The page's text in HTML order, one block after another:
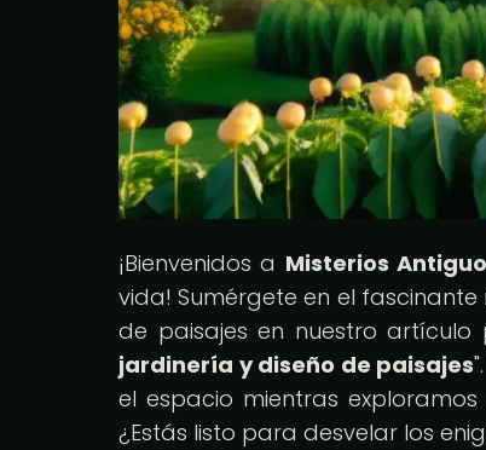
¡Bienvenidos a Misterios
vida! Sumérgete en el
de paisajes en nuestro artículo
jardinería y diseño de paisajes
el espacio mientras
¿Estás listo para desvelar los